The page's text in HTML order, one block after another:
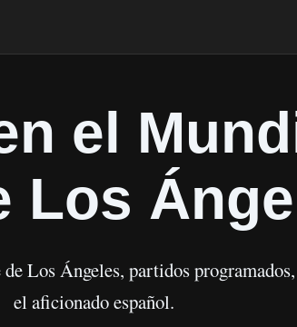
el
Los
Los Ángeles, partidos
el aficionado español.